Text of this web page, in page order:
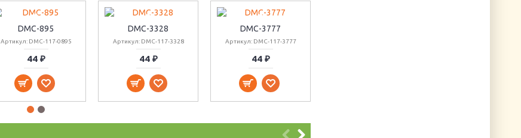
DMC-895
Артикул: DMC-117-0895
44 ₽
DMC-3328
Артикул: DMC-117-3328
44 ₽
DMC-3777
Артикул: DMC-117-3777
44 ₽